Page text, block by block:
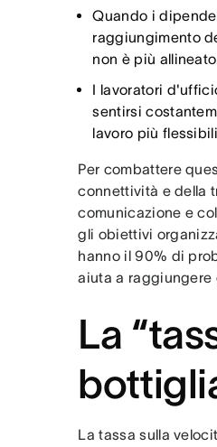
Quando i
raggiungimento
non è più
I lavoratori
sentirsi
lavoro più
Per combattere
connettività e della
comunicazione e
gli obiettivi
hanno il 90% di
aiuta a
La
La tassa sulla